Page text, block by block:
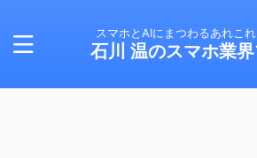
スマホとAIにまつわるあれこ
石川 温のスマホ業